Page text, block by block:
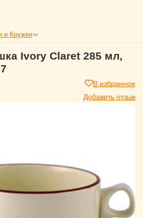
и Кружки
Ivory Claret 285 мл,
В избранное
Добавить отзыв